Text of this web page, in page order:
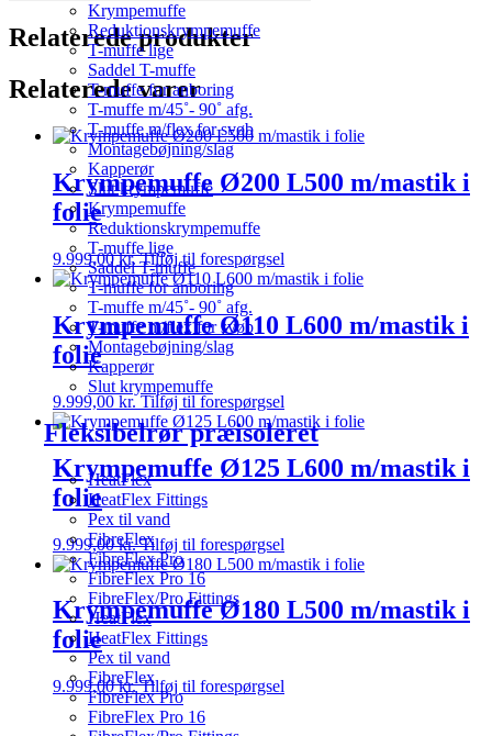
Krympemuffe
Reduktionskrympemuffe
T-muffe lige
Saddel T-muffe
T-muffe for anboring
T-muffe m/45˚- 90˚ afg.
T-muffe m/flex for svøb
Montagebøjning/slag
Kapperør
Slut krympemuffe
Krympemuffe
Reduktionskrympemuffe
T-muffe lige
Saddel T-muffe
T-muffe for anboring
T-muffe m/45˚- 90˚ afg.
T-muffe m/flex for svøb
Montagebøjning/slag
Kapperør
Slut krympemuffe
Fleksibelrør præisoleret
HeatFlex
HeatFlex Fittings
Pex til vand
FibreFlex
FibreFlex Pro
FibreFlex Pro 16
FibreFlex/Pro Fittings
HeatFlex
HeatFlex Fittings
Pex til vand
FibreFlex
FibreFlex Pro
FibreFlex Pro 16
Relaterede produkter
Relaterede varer
Krympemuffe Ø200 L500 m/mastik i
folie
9.999,00kr. Tilføj til forespørgsel
Krympemuffe Ø110 L600 m/mastik i
folie
9.999,00 kr. Tilføj til forespørgsel
Krympemuffe Ø125 L600 m/mastik i
folie
9.999,00kr. Tilføj til forespørgsel
Krympemuffe Ø180 L500 m/mastik i
folie
9.999,00kr. Tilføj til forespørgsel